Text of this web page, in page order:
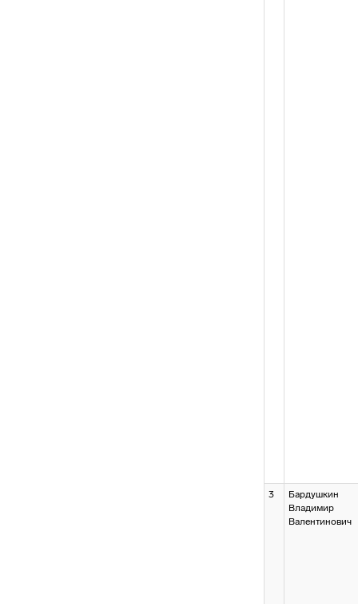
3
Бардушкин
Владимир
Валентинович